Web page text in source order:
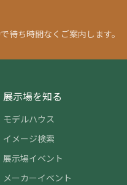
待ち時間なくご案内します。
展示場を知る
モデルハウス
イメージ検索
展示場イベント
メーカーイベント